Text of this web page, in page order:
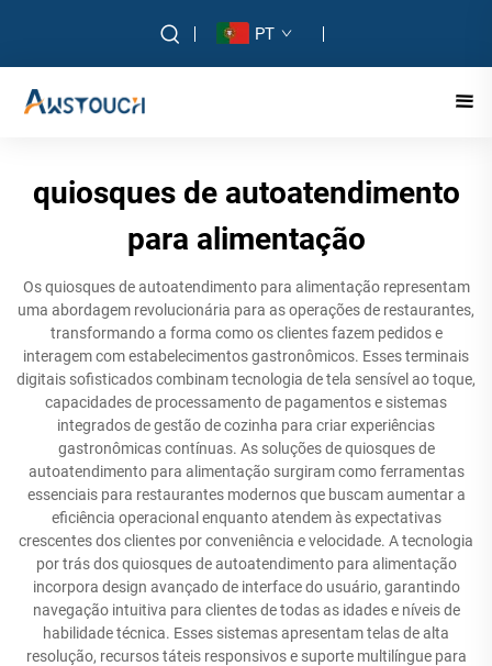
PT
quiosques de autoatendimento
para alimentação
Os quiosques de autoatendimento para alimentação representam
uma abordagem revolucionária para as operações de restaurantes,
transformando a forma como os clientes fazem pedidos e
interagem com estabelecimentos gastronômicos. Esses terminais
digitais sofisticados combinam tecnologia de tela sensível ao toque,
capacidades de processamento de pagamentos e sistemas
integrados de gestão de cozinha para criar experiências
gastronômicas contínuas. As soluções de quiosques de
autoatendimento para alimentação surgiram como ferramentas
essenciais para restaurantes modernos que buscam aumentar a
eficiência operacional enquanto atendem às expectativas
crescentes dos clientes por conveniência e velocidade. A tecnologia
por trás dos quiosques de autoatendimento para alimentação
incorpora design avançado de interface do usuário, garantindo
navegação intuitiva para clientes de todas as idades e níveis de
habilidade técnica. Esses sistemas apresentam telas de alta
resolução, recursos táteis responsivos e suporte multilíngue para